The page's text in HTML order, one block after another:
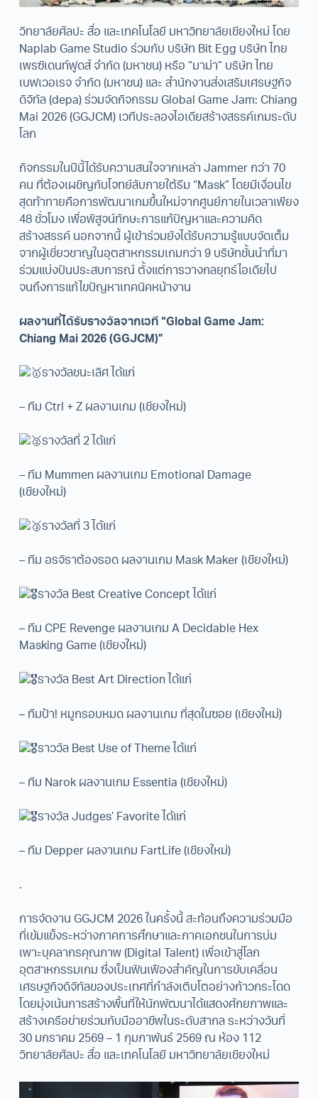
วิทยาลัยศิลปะ สื่อ และเทคโนโลยี มหาวิทยาลัยเชียงใหม่ โดย
Naplab Game Studio ร่วมกับ บริษัท Bit Egg บริษัท ไทย
เพรซิเดนท์ฟูดส์ จำกัด (มหาชน) หรือ “มาม่า” บริษัท ไทย
เบฟเวอเรจ จํากัด (มหาชน) และ สำนักงานส่งเสริมเศรษฐกิจ
ดิจิทัล (depa) ร่วมจัดกิจกรรม Global Game Jam: Chiang
Mai 2026 (GGJCM) เวทีประลองไอเดียสร้างสรรค์เกมระดับ
โลก
กิจกรรมในปีนี้ได้รับความสนใจจากเหล่า Jammer กว่า 70
คน ที่ต้องเผชิญกับโจทย์ลับภายใต้ธีม “Mask” โดยมีเงื่อนไข
สุดท้าทายคือการพัฒนาเกมขึ้นใหม่จากศูนย์ภายในเวลาเพียง
48 ชั่วโมง เพื่อพิสูจน์ทักษะการแก้ปัญหาและความคิด
สร้างสรรค์ นอกจากนี้ ผู้เข้าร่วมยังได้รับความรู้แบบจัดเต็ม
จากผู้เชี่ยวชาญในอุตสาหกรรมเกมกว่า 9 บริษัทชั้นนำที่มา
ร่วมแบ่งปันประสบการณ์ ตั้งแต่การวางกลยุทธ์ไอเดียไป
จนถึงการแก้ไขปัญหาเทคนิคหน้างาน
ผลงานที่ได้รับรางวัลจากเวที “Global Game Jam:
Chiang Mai 2026 (GGJCM)”
รางวัลชนะเลิศ ได้แก่
– ทีม Ctrl + Z ผลงานเกม (เชียงใหม่)
รางวัลที่ 2 ได้แก่
– ทีม Mummen ผลงานเกม Emotional Damage
(เชียงใหม่)
รางวัลที่ 3 ได้แก่
– ทีม อรจิราต้องรอด ผลงานเกม Mask Maker (เชียงใหม่)
รางวัล Best Creative Concept ได้แก่
– ทีม CPE Revenge ผลงานเกม A Decidable Hex
Masking Game (เชียงใหม่)
รางวัล Best Art Direction ได้แก่
– ทีมป้า! หมูกรอบหมด ผลงานเกม ที่สุดในซอย (เชียงใหม่)
ราววัล Best Use of Theme ได้แก่
– ทีม Narok ผลงานเกม Essentia (เชียงใหม่)
รางวัล Judges’ Favorite ได้แก่
– ทีม Depper ผลงานเกม FartLife (เชียงใหม่)
.
การจัดงาน GGJCM 2026 ในครั้งนี้ สะท้อนถึงความร่วมมือ
ที่เข้มแข็งระหว่างภาคการศึกษาและภาคเอกชนในการบ่ม
เพาะบุคลากรคุณภาพ (Digital Talent) เพื่อเข้าสู่โลก
อุตสาหกรรมเกม ซึ่งเป็นฟันเฟืองสำคัญในการขับเคลื่อน
เศรษฐกิจดิจิทัลของประเทศที่กำลังเติบโตอย่างก้าวกระโดด
โดยมุ่งเน้นการสร้างพื้นที่ให้นักพัฒนาได้แสดงศักยภาพและ
สร้างเครือข่ายร่วมกับมืออาชีพในระดับสากล ระหว่างวันที่
30 มกราคม 2569 – 1 กุมภาพันธ์ 2569 ณ ห้อง 112
วิทยาลัยศิลปะ สื่อ และเทคโนโลยี มหาวิทยาลัยเชียงใหม่